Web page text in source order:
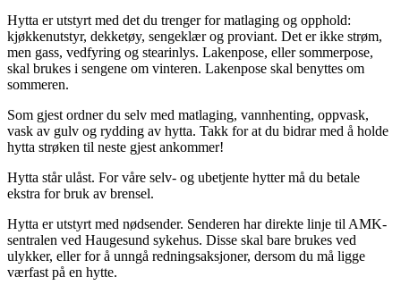
Hytta er utstyrt med det du trenger for matlaging og opphold:
kjøkkenutstyr, dekketøy, sengeklær og proviant. Det er ikke strøm,
men gass, vedfyring og stearinlys. Lakenpose, eller sommerpose,
skal brukes i sengene om vinteren. Lakenpose skal benyttes om
sommeren.
Som gjest ordner du selv med matlaging, vannhenting, oppvask,
vask av gulv og rydding av hytta. Takk for at du bidrar med å holde
hytta strøken til neste gjest ankommer!
Hytta står ulåst. For våre selv- og ubetjente hytter må du betale
ekstra for bruk av brensel.
Hytta er utstyrt med nødsender. Senderen har direkte linje til AMK-
sentralen ved Haugesund sykehus. Disse skal bare brukes ved
ulykker, eller for å unngå redningsaksjoner, dersom du må ligge
værfast på en hytte.